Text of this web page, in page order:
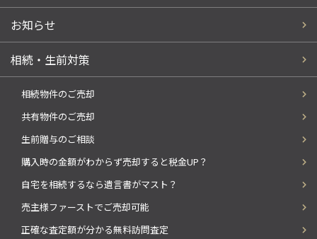
お知らせ
相続・生前対策
相続物件のご売却
共有物件のご売却
生前贈与のご相談
購入時の金額がわからず売却すると税金UP？
自宅を相続するなら遺言書がマスト？
売主様ファーストでご売却可能
正確な査定額が分かる無料訪問査定